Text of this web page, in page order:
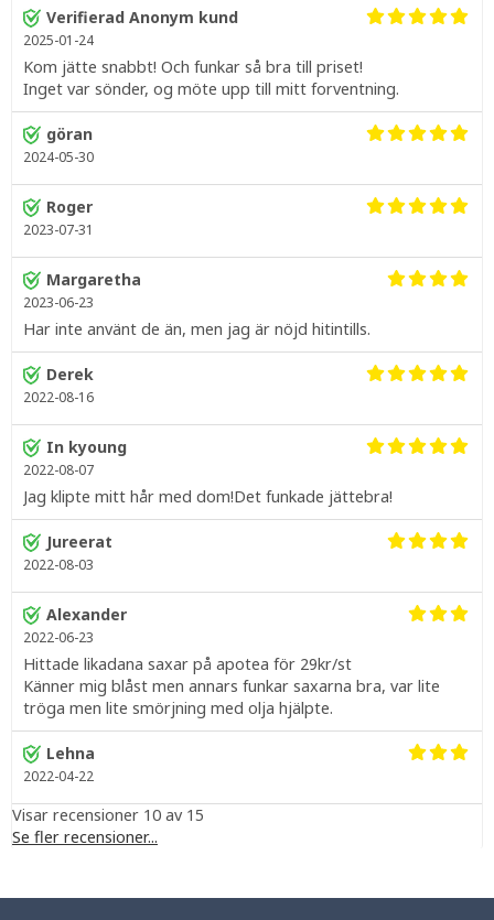
Verifierad Anonym kund
2025-01-24
Kom jätte snabbt! Och funkar så bra till priset!
Inget var sönder, og möte upp till mitt forventning.
göran
2024-05-30
Roger
2023-07-31
Margaretha
2023-06-23
Har inte använt de än, men jag är nöjd hitintills.
Derek
2022-08-16
In kyoung
2022-08-07
Jag klipte mitt hår med dom!Det funkade jättebra!
Jureerat
2022-08-03
Alexander
2022-06-23
Hittade likadana saxar på apotea för 29kr/st
Känner mig blåst men annars funkar saxarna bra, var lite
tröga men lite smörjning med olja hjälpte.
Lehna
2022-04-22
Visar recensioner 10 av 15
Se fler recensioner...